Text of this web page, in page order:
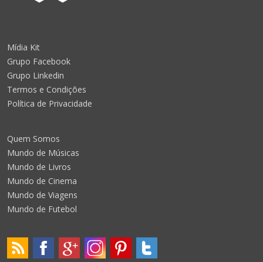
Mídia Kit
Grupo Facebook
Grupo Linkedin
Termos e Condições
Política de Privacidade
Quem Somos
Mundo de Músicas
Mundo de Livros
Mundo de Cinema
Mundo de Viagens
Mundo de Futebol